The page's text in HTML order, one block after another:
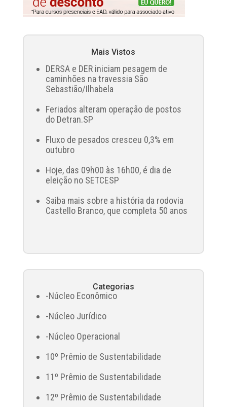
Mais Vistos
DERSA e DER iniciam pesagem de
caminhões na travessia São
Sebastião/Ilhabela
Feriados alteram operação de postos
do Detran.SP
Fluxo de pesados cresceu 0,3% em
outubro
Hoje, das 09h00 às 16h00, é dia de
eleição no SETCESP
Saiba mais sobre a história da rodovia
Castello Branco, que completa 50 anos
Categorias
-Núcleo Econômico
-Núcleo Jurídico
-Núcleo Operacional
10º Prêmio de Sustentabilidade
11º Prêmio de Sustentabilidade
12º Prêmio de Sustentabilidade